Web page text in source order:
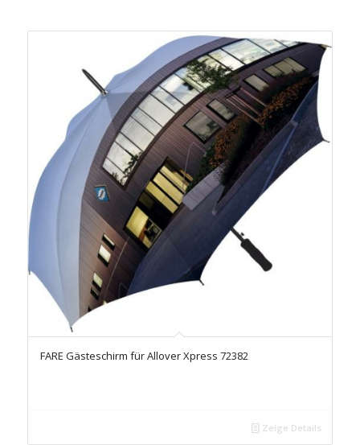
FARE Gästeschirm für Allover Xpress 72382
Zeige Details